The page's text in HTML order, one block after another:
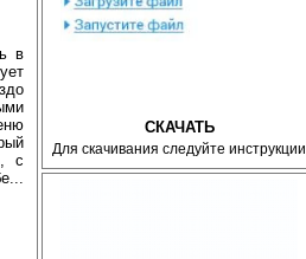
СКАЧАТЬ
Для скачивания следуйте инструкции
в
с